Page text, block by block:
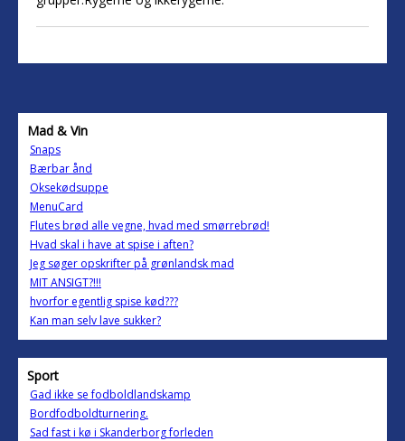
Mad & Vin
Snaps
Bærbar ånd
Oksekødsuppe
MenuCard
Flutes brød alle vegne, hvad med smørrebrød!
Hvad skal i have at spise i aften?
Jeg søger opskrifter på grønlandsk mad
MIT ANSIGT?!!!
hvorfor egentlig spise kød???
Kan man selv lave sukker?
Sport
Gad ikke se fodboldlandskamp
Bordfodboldturnering.
Sad fast i kø i Skanderborg forleden